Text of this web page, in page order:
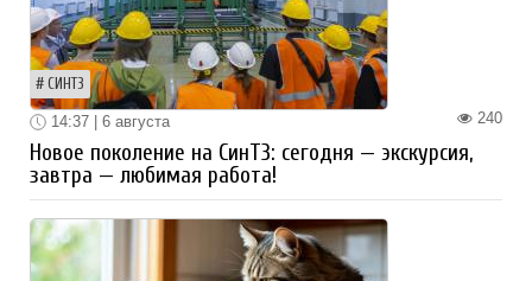
СИНТЗ
240
14:37 | 6 августа
Новое поколение на СинТЗ: сегодня — экскурсия,
завтра — любимая работа!